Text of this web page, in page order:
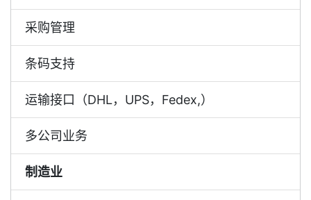
采购管理
条码支持
运输接口（DHL，UPS，Fedex,）
多公司业务
制造业